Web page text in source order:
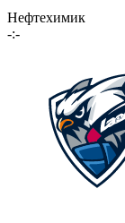
Нефтехимик
-:-